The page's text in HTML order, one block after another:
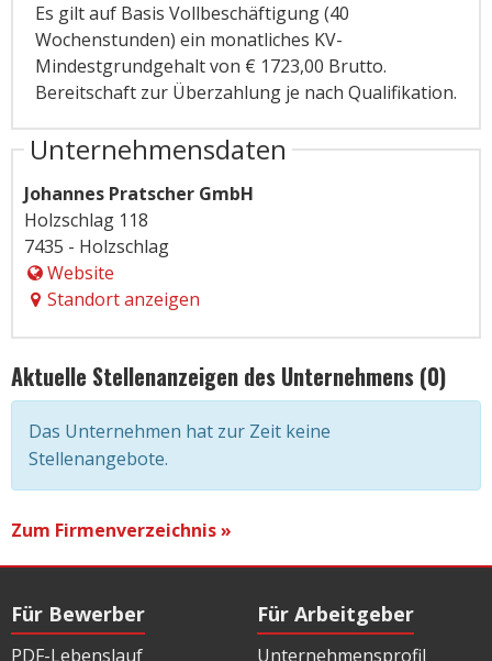
Es gilt auf Basis Vollbeschäftigung (40
Wochenstunden) ein monatliches KV-
Mindestgrundgehalt von € 1723,00 Brutto.
Bereitschaft zur Überzahlung je nach Qualifikation.
Unternehmensdaten
Johannes Pratscher GmbH
Holzschlag 118
7435 - Holzschlag
Website
Standort anzeigen
Aktuelle Stellenanzeigen des Unternehmens (0)
Das Unternehmen hat zur Zeit keine
Stellenangebote.
Zum Firmenverzeichnis »
Für Bewerber
PDF-Lebenslauf
Für Arbeitgeber
Unternehmensprofil